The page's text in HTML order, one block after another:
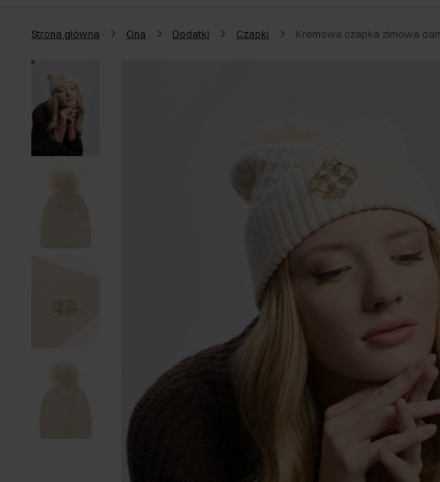
Strona główna Ona Dodatki Czapki Kremowa czapka zimowa